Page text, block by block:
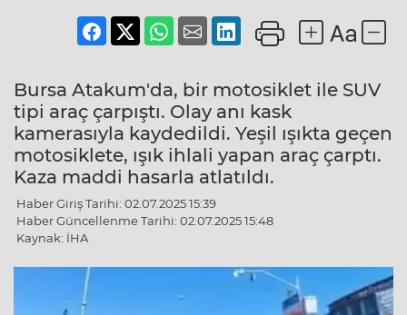
Bursa Atakum'da, bir motosiklet ile SUV
tipi araç çarpıştı. Olay anı kask
kamerasıyla kaydedildi. Yeşil ışıkta geçen
motosiklete, ışık ihlali yapan araç çarptı.
Kaza maddi hasarla atlatıldı.
Haber Giriş Tarihi: 02.07.2025 15:39
Haber Güncellenme Tarihi: 02.07.2025 15:48
Kaynak: İHA